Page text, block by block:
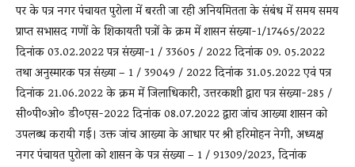
पर के पत्र नगर पंचायत पुरोला में बरती जा रही अनियमितता के संबंध में समय समय
प्राप्त सभासद गणों के शिकायती पत्रों के क्रम में शासन संख्या-1/17465/2022
दिनांक 03.02.2022 पत्र संख्या-1 / 33605 / 2022 दिनांक 09. 05.2022
तथा अनुस्मारक पत्र संख्या – 1 / 39049 / 2022 दिनांक 31.05.2022 एवं पत्र
दिनांक 21.06.2022 के क्रम में जिलाधिकारी, उत्तरकाशी द्वारा पत्र संख्या-285 /
सी०पी०ओ० डी०एस-2022 दिनांक 08.07.2022 द्वारा जांच आख्या शासन को
उपलब्ध करायी गई। उक्त जांच आख्या के आधार पर श्री हरिमोहन नेगी, अध्यक्ष
नगर पंचायत पुरोला को शासन के पत्र संख्या – 1 / 91309/2023, दिनांक